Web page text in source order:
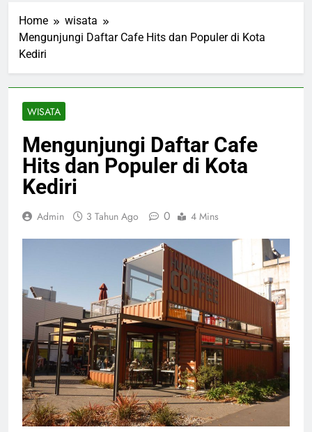
Home
wisata
Mengunjungi Daftar Cafe Hits dan Populer di Kota
Kediri
WISATA
Mengunjungi Daftar Cafe
Hits dan Populer di Kota
Kediri
Admin 3 Tahun Ago 0 4 Mins